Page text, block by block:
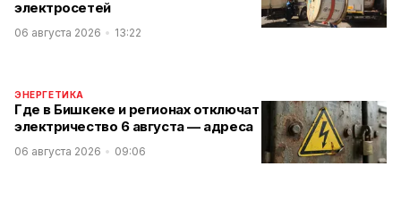
электросетей
06 августа 2026 13:22
ЭНЕРГЕТИКА
Где в Бишкеке и регионах отключат
электричество 6 августа — адреса
06 августа 2026 09:06